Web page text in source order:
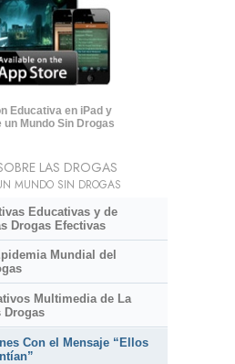
Educativa en iPad y
un Mundo Sin Drogas
LAS DROGAS
MUNDO SIN DROGAS
Educativas y de
Drogas Efectivas
Mundial del
Multimedia de La
Drogas
Con el Mensaje “Ellos